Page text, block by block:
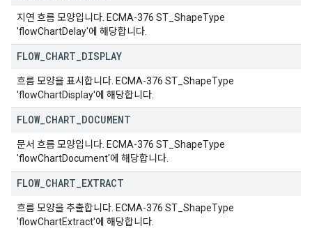
지연 흐름 모양입니다. ECMA-376 ST_ShapeType
'flowChartDelay'에 해당합니다.
FLOW_ CHART DISPLAY
흐름 모양을 표시합니다. ECMA-376 ST_ShapeType
'flowChartDisplay'에 해당합니다.
FLOW_ CHART DOCUMENT
문서 흐름 모양입니다. ECMA-376 ST_ShapeType
'flowChartDocument'에 해당합니다.
FLOW_ CHART EXTRACT
흐름 모양을 추출합니다. ECMA-376 ST_ShapeType
'flowChartExtract'에 해당합니다.